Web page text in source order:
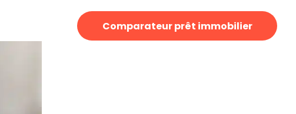
Comparateur prêt immobilier